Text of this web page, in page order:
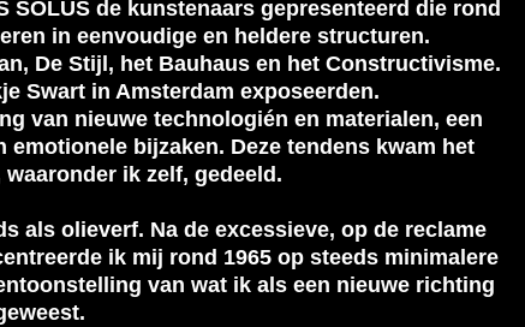
SOLUS de kunstenaars gepresenteerd die rond
in eenvoudige en heldere structuren.
De Stijl, het Bauhaus en het Constructivisme.
Swart in Amsterdam exposeerden.
van nieuwe technologién en materialen, een
bijzaken. Deze tendens kwam het
ik zelf, gedeeld.
als olieverf. Na de excessieve, op de reclame
ik mij rond 1965 op steeds minimalere
van wat ik als een nieuwe richting